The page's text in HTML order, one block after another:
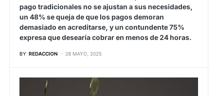
pago tradicionales no se ajustan a sus necesidades,
un 48% se queja de que los pagos demoran
demasiado en acreditarse, y un contundente 75%
expresa que desearía cobrar en menos de 24 horas.
BY REDACCION 28 MAYO, 2025